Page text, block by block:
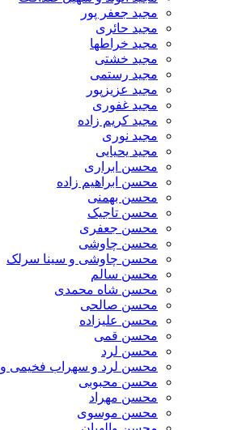
مجید جعفر پور
مجید حائری
مجید خراطها
مجید خشتی
مجید رستمی
مجید عزیزپور
مجید غفوری
مجید کریم زاده
مجید نوری
مجید یحیایی
محسن ابراری
محسن ابراهیم زاده
محسن بهمنی
محسن تاجیک
محسن جعفری
محسن چاوشی
محسن چاوشی و سینا سرلک
محسن سالم
محسن شاه محمدی
محسن صالحی
محسن علیزاده
محسن قمی
محسن لرد
محسن لرد و سهراب فخیمی
محسن محبوبی
محسن مهراد
محسن موسوی